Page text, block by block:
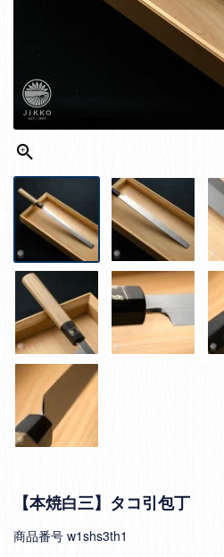
【本焼白三】タコ引包丁
商品番号 w1shs3th1